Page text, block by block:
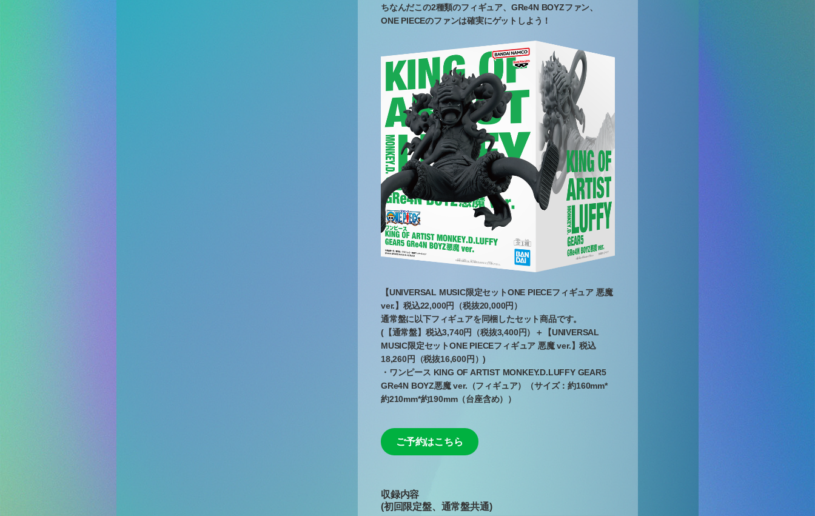
ちなんだこの2種類のフィギュア、GRe4N BOYZファン、
ONE PIECEのファンは確実にゲットしよう！
【UNIVERSAL MUSIC限定セットONE PIECEフィギュア 悪魔
ver.】税込22,000円（税抜20,000円）
通常盤に以下フィギュアを同梱したセット商品です。
(【通常盤】税込3,740円（税抜3,400円）＋【UNIVERSAL
MUSIC限定セットONE PIECEフィギュア 悪魔 ver.】税込
18,260円（税抜16,600円）)
・ワンピース KING OF ARTIST MONKEY.D.LUFFY GEAR5
GRe4N BOYZ悪魔 ver.（フィギュア）（サイズ：約160mm*
約210mm*約190mm（台座含め））
ご予約はこちら
収録内容
(初回限定盤、通常盤共通)